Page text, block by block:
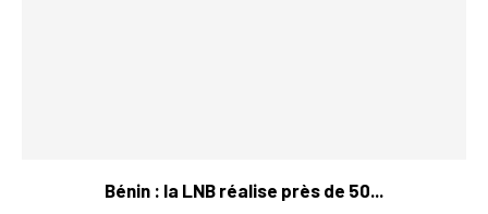
Bénin : la LNB réalise près de 50...